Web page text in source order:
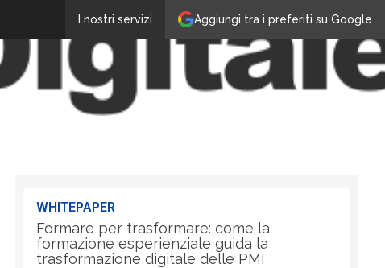
Aggiungi tra i preferiti su Google
I nostri servizi
WHITEPAPER
Formare per trasformare: come la
formazione esperienziale guida la
trasformazione digitale delle PMI